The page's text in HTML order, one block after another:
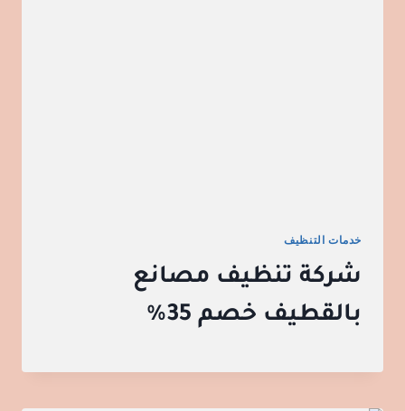
خدمات التنظيف
شركة تنظيف مصانع
بالقطيف خصم 35%